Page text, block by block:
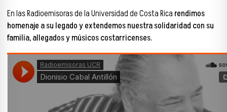
En las Radioemisoras de la Universidad de Costa Rica rendimos
homenaje a su legado y extendemos nuestra solidaridad con su
familia, allegados y músicos costarricenses.